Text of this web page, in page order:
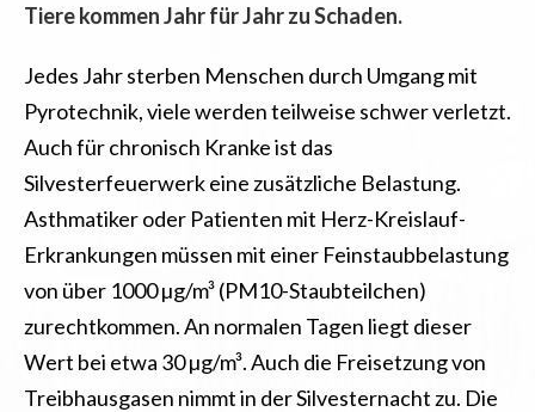
Tiere kommen Jahr für Jahr zu Schaden.
Jedes Jahr sterben Menschen durch Umgang mit
Pyrotechnik, viele werden teilweise schwer verletzt.
Auch für chronisch Kranke ist das
Silvesterfeuerwerk eine zusätzliche Belastung.
Asthmatiker oder Patienten mit Herz-Kreislauf-
Erkrankungen müssen mit einer Feinstaubbelastung
von über 1000 µg/m³ (PM10-Staubteilchen)
zurechtkommen. An normalen Tagen liegt dieser
Wert bei etwa 30 µg/m³. Auch die Freisetzung von
Treibhausgasen nimmt in der Silvesternacht zu. Die